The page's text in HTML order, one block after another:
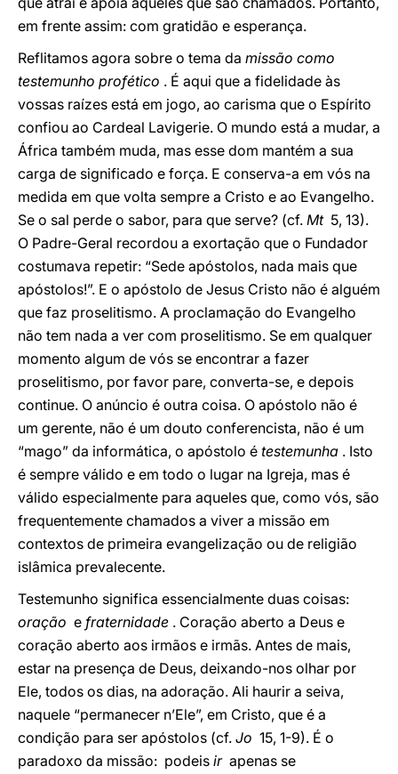
em frente assim: com gratidão e esperança.
Reflitamos agora sobre o tema da missão como
testemunho profético . É aqui que a fidelidade às
vossas raízes está em jogo, ao carisma que o Espírito
confiou ao Cardeal Lavigerie. O mundo está a mudar, a
África também muda, mas esse dom mantém a sua
carga de significado e força. E conserva-a em vós na
medida em que volta sempre a Cristo e ao Evangelho.
Se o sal perde o sabor, para que serve? (cf. Mt5, 13).
O Padre-Geral recordou a exortação que o Fundador
costumava repetir: “Sede apóstolos, nada mais que
apóstolos!”. E o apóstolo de Jesus Cristo não é alguém
que faz proselitismo. A proclamação do Evangelho
não tem nada a ver com proselitismo. Se em qualquer
momento algum de vós se encontrar a fazer
proselitismo, por favor pare, converta-se, e depois
continue. O anúncio é outra coisa. O apóstolo não é
um gerente, não é um douto conferencista, não é um
“mago” da informática, o apóstolo é testemunha . Isto
é sempre válido e em todo o lugar na Igreja, mas é
válido especialmente para aqueles que, como vós, são
frequentemente chamados a viver a missão em
contextos de primeira evangelização ou de religião
islâmica prevalecente.
Testemunho significa essencialmente duas coisas:
oração e fraternidade . Coração aberto a Deus e
coração aberto aos irmãos e irmãs. Antes de mais,
estar na presença de Deus, deixando-nos olhar por
Ele, todos os dias, na adoração. Ali haurir a seiva,
naquele “permanecer n’Ele”, em Cristo, que é a
condição para ser apóstolos (cf. Jo 15, 1-9). É o
paradoxo da missão: podeis irapenas se